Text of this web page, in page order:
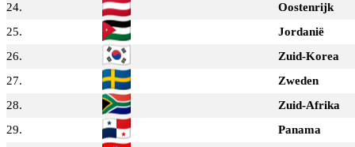
24.
Oostenrijk
25.
Jordanië
26.
Zuid-Korea
27.
Zweden
28.
Zuid-Afrika
29.
Panama